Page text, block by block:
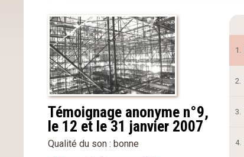
Témoignage anonyme n°9,
le 12 et le 31 janvier 2007
Qualité du son : bonne
1.
2.
3.
4.